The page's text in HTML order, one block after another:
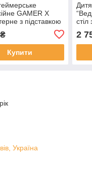
GAMER X
з підставкою
120кг + Подушки
Купити
стіл
2
Україна